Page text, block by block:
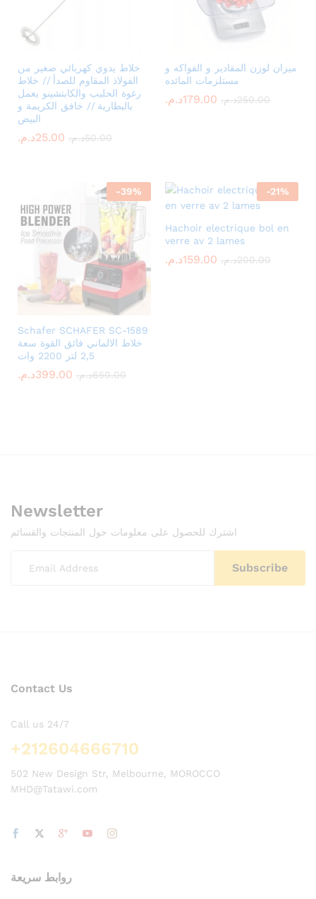
خلاط يدوي كهربائي صغير من
الفولاذ المقاوم للصدأ // خلاط
رغوة الحليب والكابتشينو يعمل
بالبطارية // خافق الكريمة و
البيض
25.00د.م. 50.00د.م.
ميزان لوزن المقادير و الفواكه و
مستلزمات المائده
179.00د.م. 250.00د.م.
-39%
Schafer SCHAFER SC-1589
خلاط الالماني فائق القوة سعة
2,5 لتر 2200 وات
399.00د.م. 650.00د.م.
-21%
Hachoir electrique bol en
verre av 2 lames
159.00د.م. 200.00د.م.
Newsletter
اشترك للحصول على معلومات حول المنتجات والقسائم
Contact Us
Call us 24/7
+212604666710
502 New Design Str, Melbourne, MOROCCO
MHD@Tatawi.com
روابط سريعة